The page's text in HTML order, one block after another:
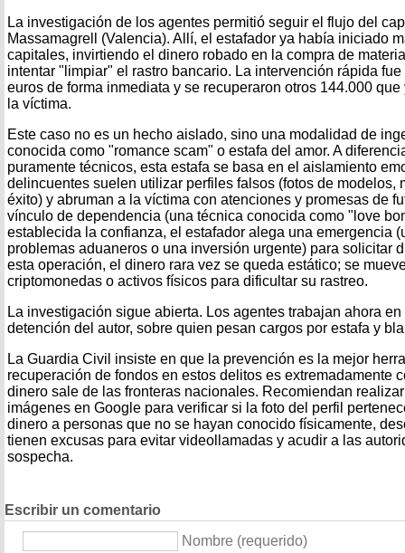
La investigación de los agentes permitió seguir el flujo del
Massamagrell (Valencia). Allí, el estafador ya había iniciado
capitales, invirtiendo el dinero robado en la compra de
intentar "limpiar" el rastro bancario. La intervención rápida
euros de forma inmediata y se recuperaron otros 144.000
la víctima.
Este caso no es un hecho aislado, sino una modalidad de
conocida como "romance scam" o estafa del amor. A
puramente técnicos, esta estafa se basa en el aislamiento
delincuentes suelen utilizar perfiles falsos (fotos de modelos,
éxito) y abruman a la víctima con atenciones y promesas de
vínculo de dependencia (una técnica conocida como "love
establecida la confianza, el estafador alega una emergencia
problemas aduaneros o una inversión urgente) para solicitar
esta operación, el dinero rara vez se queda estático; se
criptomonedas o activos físicos para dificultar su rastreo.
La investigación sigue abierta. Los agentes trabajan ahora
detención del autor, sobre quien pesan cargos por estafa y
La Guardia Civil insiste en que la prevención es la mejor
recuperación de fondos en estos delitos es extremadamente
dinero sale de las fronteras nacionales. Recomiendan
imágenes en Google para verificar si la foto del perfil
dinero a personas que no se hayan conocido físicamente,
tienen excusas para evitar videollamadas y acudir a las
sospecha.
Escribir un comentario
Nombre (requerido)